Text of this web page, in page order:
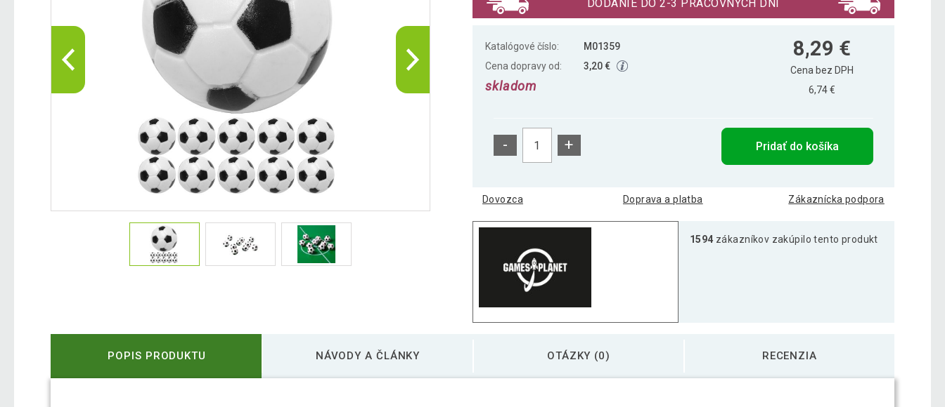
DODANIE DO 2-3 PRACOVNÝCH DNÍ
Katalógové číslo:
M01359
Cena dopravy od:
3,20 €
skladom
8,29 €
Cena bez DPH
6,74 €
- + Pridať do košíka
Dovozca Doprava a platba Zákaznícka podpora
1594 zákazníkov zakúpilo tento produkt
POPIS PRODUKTU NÁVODY A ČLÁNKY OTÁZKY (0) RECENZIA